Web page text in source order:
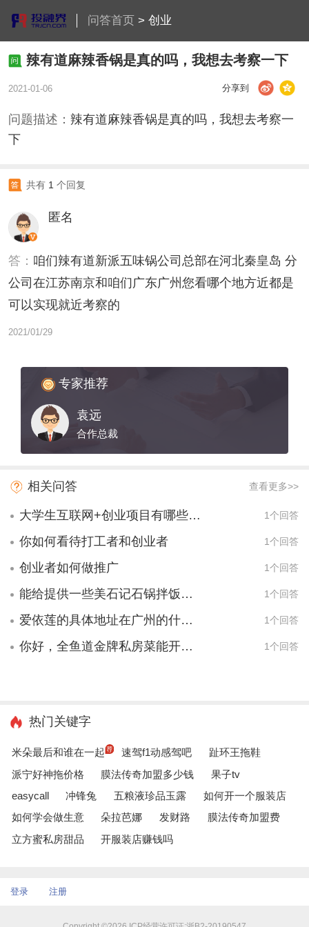
问答首页> 创业
辣有道麻辣香锅是真的吗，我想去考察一下
2021-01-06 分享到
问题描述： 辣有道麻辣香锅是真的吗，我想去考察一
下
共有 1 个回复
匿名
答： 咱们辣有道新派五味锅公司总部在河北秦皇岛 分
公司在江苏南京和咱们广东广州您看哪个地方近都是
可以实现就近考察的
2021/01/29
专家推荐
袁远
合作总裁
相关问答 查看更多>>
大学生互联网+创业项目有哪些项目？ 1个回答
你如何看待打工者和创业者 1个回答
创业者如何做推广 1个回答
能给提供一些美石记石锅拌饭的价格吗? 1个回答
爱依莲的具体地址在广州的什么地方？ 我想去考察下。 1个回答
你好，全鱼道金牌私房菜能开店就红吗？可靠性多高？ 1个回答
热门关键字
米朵最后和谁在一起 速驾f1动感驾吧
趾环王拖鞋
派宁好神拖价格
膜法传奇加盟多少钱
果子tv
easycall
冲锋兔 五粮液珍品玉露
如何开一个服装店
如何学会做生意
朵拉芭娜 发财路
膜法传奇加盟费
立方蜜私房甜品
开服装店赚钱吗
登录 注册